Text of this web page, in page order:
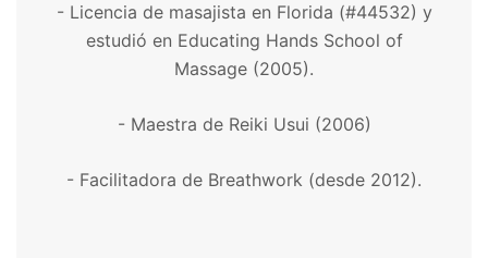
- Licencia de masajista en Florida (#44532) y
estudió en Educating Hands School of
Massage (2005).
- Maestra de Reiki Usui (2006)
- Facilitadora de Breathwork (desde 2012).